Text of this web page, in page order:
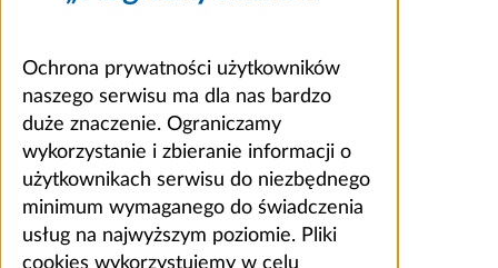
Ochrona prywatności użytkowników
naszego serwisu ma dla nas bardzo
duże znaczenie. Ograniczamy
wykorzystanie i zbieranie informacji o
użytkownikach serwisu do niezbędnego
minimum wymaganego do świadczenia
usług na najwyższym poziomie. Pliki
cookies wykorzystujemy w celu